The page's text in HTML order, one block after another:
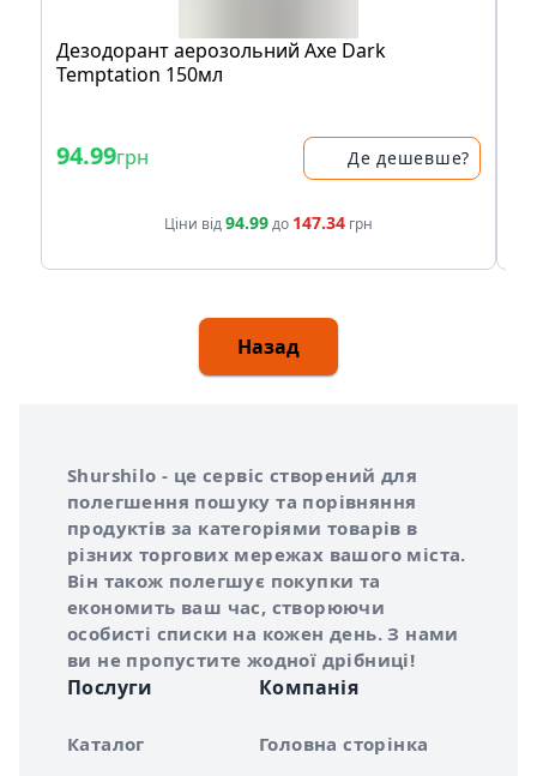
Дезодорант аерозольний Axe Dark
Temptation 150мл
94.99грн Де дешевше?
Ціни від94.99до 147.34 грн
Назад
Про сервіс Shurshilo
Shurshilo - це сервіс створений для
полегшення пошуку та порівняння
продуктів за категоріями товарів в
різних торгових мережах вашого міста.
Він також полегшує покупки та
економить ваш час, створюючи
особисті списки на кожен день. З нами
ви не пропустите жодної дрібниці!
Послуги
Каталог
Компанія
Головна сторінка